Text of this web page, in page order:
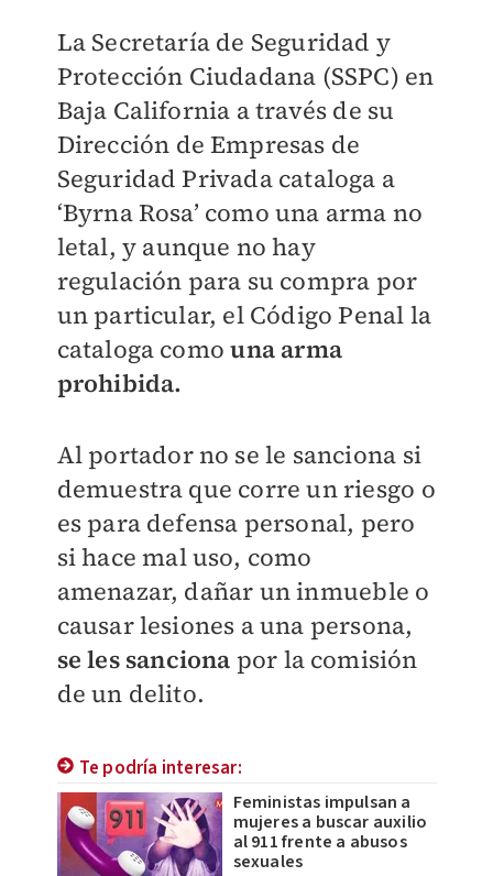
La Secretaría de Seguridad y
Protección Ciudadana (SSPC) en
Baja California a través de su
Dirección de Empresas de
Seguridad Privada cataloga a
‘Byrna Rosa’ como una arma no
letal, y aunque no hay
regulación para su compra por
un particular, el Código Penal la
cataloga comouna arma
prohibida.
Al portador no se le sanciona si
demuestra que corre un riesgo o
es para defensa personal, pero
si hace mal uso, como
amenazar, dañar un inmueble o
causar lesiones a una persona,
se les sanciona por la comisión
de un delito.
Te podría interesar:
Feministas impulsan a
mujeres a buscar auxilio
al 911 frente a abusos
sexuales